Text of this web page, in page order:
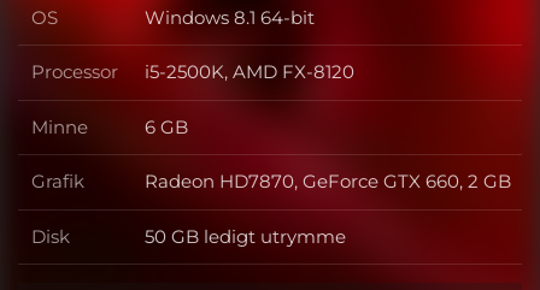
OS OS
Windows 8.1 64-bit
Processor Processor
i5-2500K, AMD FX-8120
Minne Minne
6 GB
Grafik Grafik
Radeon HD7870, GeForce GTX 660, 2 GB
Disk Disk
50 GB ledigt utrymme